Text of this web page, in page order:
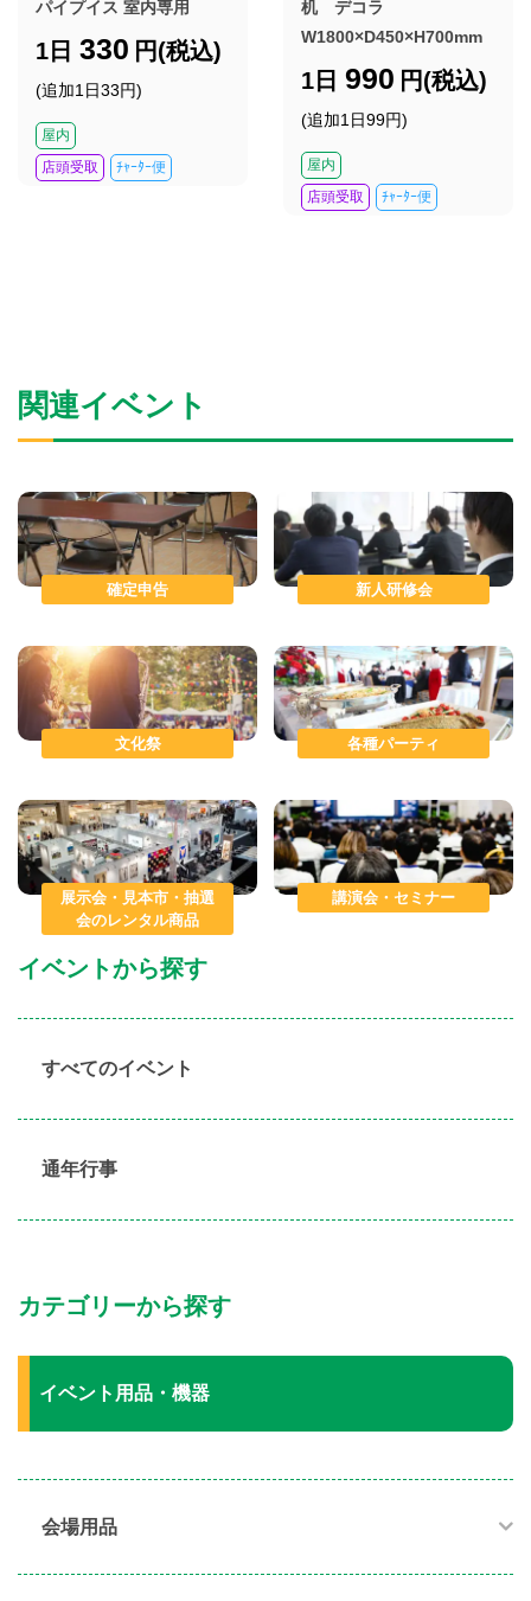
イベントから探す
すべてのイベント
通年行事
カテゴリーから探す
イベント用品・機器
会場用品
パイプイス 室内専用
1日 330 円(税込)
(追加1日33円)
屋内
店頭受取
ﾁｬｰﾀｰ便
机 デコラ
W1800×D450×H700mm
1日 990 円(税込)
(追加1日99円)
屋内
店頭受取
ﾁｬｰﾀｰ便
関連イベント
確定申告 新人研修会
文化祭 各種パーティ
展示会・見本市・抽選
会のレンタル商品
講演会・セミナー